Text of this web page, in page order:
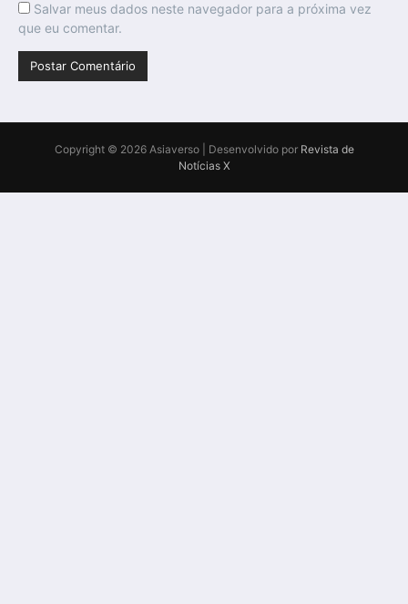
Salvar meus dados neste navegador para a próxima vez
que eu comentar.
Copyright © 2026 Asiaverso | Desenvolvido por Revista de
Notícias X